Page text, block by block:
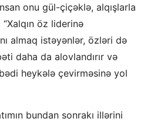
onu gül-çiçəklə, alqışlarla
öz liderinə
almaq istəyənlər, özləri də
daha da alovlandırır və
heykələ çevirməsinə yol
bundan sonrakı illərini